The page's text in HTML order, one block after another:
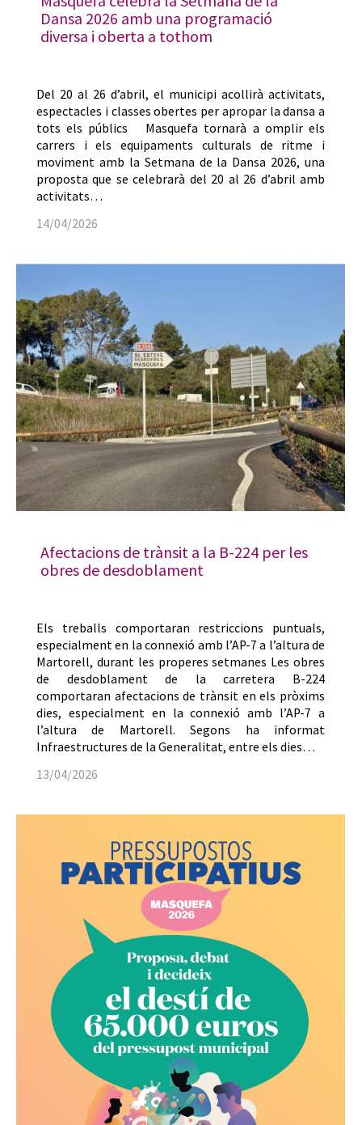
Dansa 2026 amb una programació
diversa i oberta a tothom
Del 20 al 26 d’abril, el municipi acollirà activitats,
espectacles i classes obertes per apropar la dansa a
tots els públics Masquefa tornarà a omplir els
carrers i els equipaments culturals de ritme i
moviment amb la Setmana de la Dansa 2026, una
proposta que se celebrarà del 20 al 26 d’abril amb
activitats…
14/04/2026
Afectacions de trànsit a la B-224 per les
obres de desdoblament
Els treballs comportaran restriccions puntuals,
especialment en la connexió amb l’AP-7 a l’altura de
Martorell, durant les properes setmanes Les obres
de desdoblament de la carretera B-224
comportaran afectacions de trànsit en els pròxims
dies, especialment en la connexió amb l’AP-7 a
l’altura de Martorell. Segons ha informat
Infraestructures de la Generalitat, entre els dies…
13/04/2026